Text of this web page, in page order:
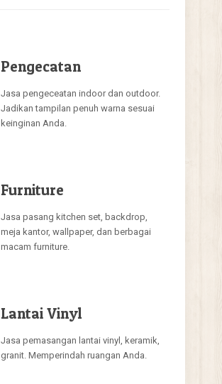
Pengecatan
Jasa pengeceatan indoor dan outdoor.
Jadikan tampilan penuh warna sesuai
keinginan Anda.
Furniture
Jasa pasang kitchen set, backdrop,
meja kantor, wallpaper, dan berbagai
macam furniture.
Lantai Vinyl
Jasa pemasangan lantai vinyl, keramik,
granit. Memperindah ruangan Anda.